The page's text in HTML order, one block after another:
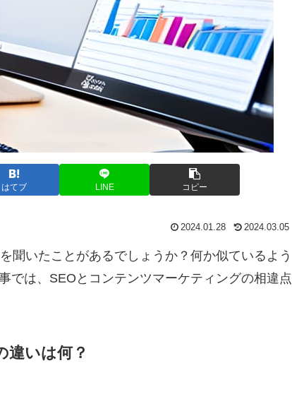
はてブ LINE コピー
2024.01.28 2024.03.05
聞いたことがあるでしょうか？何か似ているよう
では、SEOとコンテンツマーケティングの相違点
違いは何？